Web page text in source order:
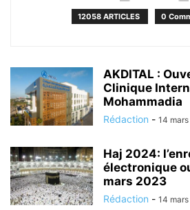
12058 ARTICLES 0
AKDITAL :
Clinique
Mohammadia
Rédaction - 14
Haj 2024:
électronique
mars 2023
Rédaction - 14